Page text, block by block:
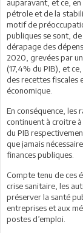
auparavant, et ce,
pétrole et de la
motif de
publiques se sont, de
dérapage des
2020, grevées par
(17,4% du PIB), et
des recettes fiscales
économique.
En conséquence, les
continuent à croitre
du PIB
que jamais
finances publiques.
Compte tenu de ces
crise sanitaire, les
préserver la santé
entreprises et aux
postes d’emploi.